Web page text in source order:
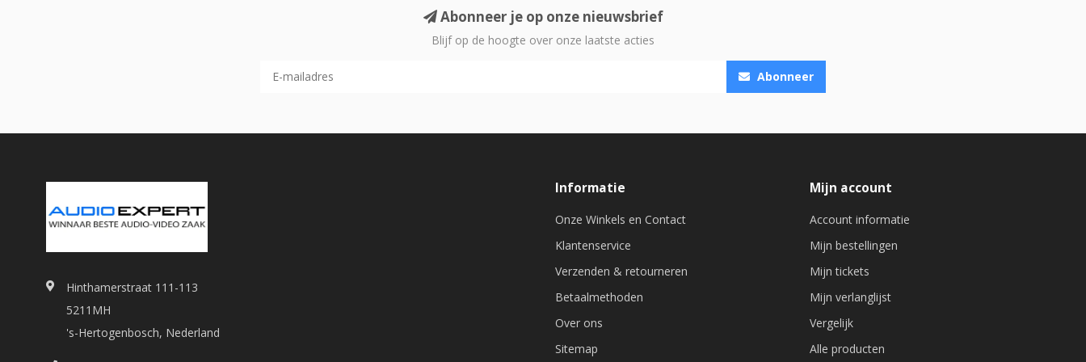
Abonneer je op onze nieuwsbrief
Blijf op de hoogte over onze laatste acties
Abonneer
Hinthamerstraat 111-113
5211MH
's-Hertogenbosch, Nederland
Informatie
Onze Winkels en Contact
Klantenservice
Verzenden & retourneren
Betaalmethoden
Over ons
Sitemap
Mijn account
Account informatie
Mijn bestellingen
Mijn tickets
Mijn verlanglijst
Vergelijk
Alle producten